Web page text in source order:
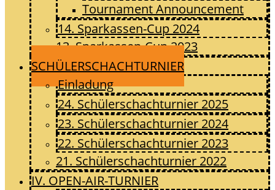
Tournament Announcement
14. Sparkassen-Cup 2024
13. Sparkassen-Cup 2023
SCHÜLERSCHACHTURNIER
Einladung
24. Schülerschachturnier 2025
23. Schülerschachturnier 2024
22. Schülerschachturnier 2023
21. Schülerschachturnier 2022
IV. OPEN-AIR-TURNIER